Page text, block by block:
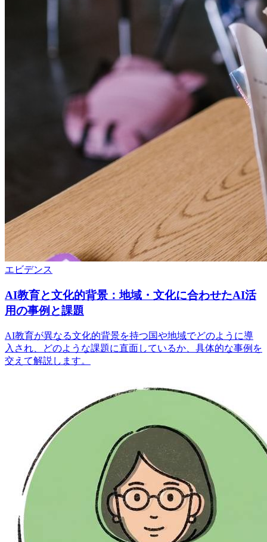
エビデンス
AI教育と文化的背景：地域・文化に合わせたAI活
用の事例と課題
AI教育が異なる文化的背景を持つ国や地域でどのように導
入され、どのような課題に直面しているか、具体的な事例を
交えて解説します。